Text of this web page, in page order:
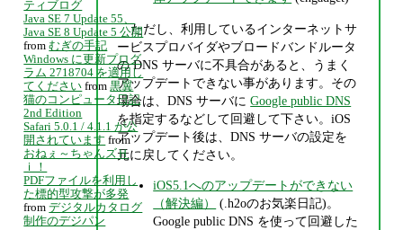
ただし、利用しているインターネットサ
ービスプロバイダやブロードバンドルータ
の DNS サーバに不具合があると、うまく
アップデートできない事があります。その
場合は、DNS サーバにGoogle public DNS
を指定するなどして回避して下さい。iOS
アップデート後は、DNS サーバの設定を
元に戻してください。
iOS5.1へのアップデートができない
（解決編）
(.h2oのお気楽日記)。
Google public DNS を使って回避した
ティブログ
Java SE 7 Update 55、
Java SE 8 Update 5 公開
from むぎの手記
Windows に更新プログ
ラム 2718704 を適用し
てください from 黒翼
猫のコンピュータ日記
2nd Edition
Safari 5.0.1 / 4.1.1 が公
開されています from
おねぇ～ちゃんズＨ
ｉ！
PDFファイルを利用し
た標的型攻撃が多発
from デジタルカタログ
制作のデジパン